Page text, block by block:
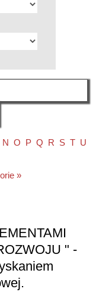
N O P Q R S T U
»
" -